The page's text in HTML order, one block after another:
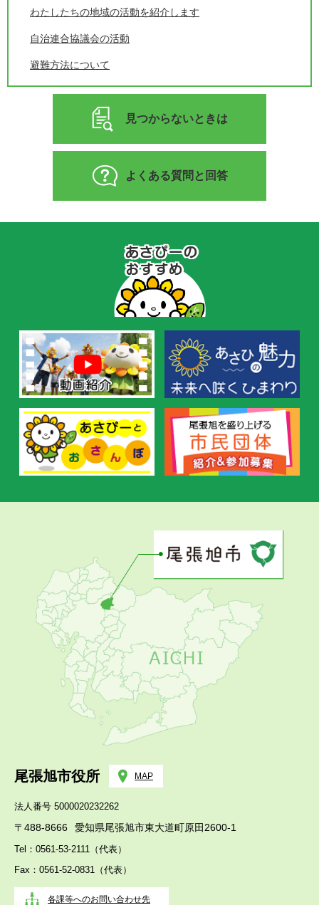
わたしたちの地域の活動を紹介します
自治連合協議会の活動
避難方法について
見つからないときは
よくある質問と回答
の
お
す
め
尾張旭市役所 MAP
法人番号 5000020232262
〒488-8666 愛知県尾張旭市東大道町原田2600-1
Tel：0561-53-2111（代表）
Fax：0561-52-0831（代表）
各課等へのお問い合わせ先